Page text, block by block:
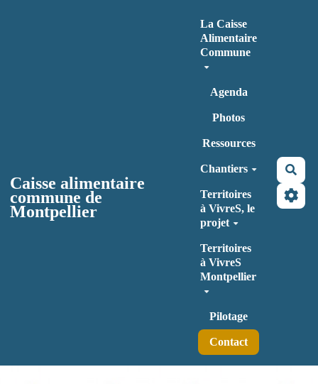
Caisse alimentaire
commune de
Montpellier
La Caisse
Alimentaire
Commune
Agenda
Photos
Ressources
Chantiers
Territoires
à VivreS, le
projet
Territoires
à VivreS
Montpellier
Pilotage
Contact